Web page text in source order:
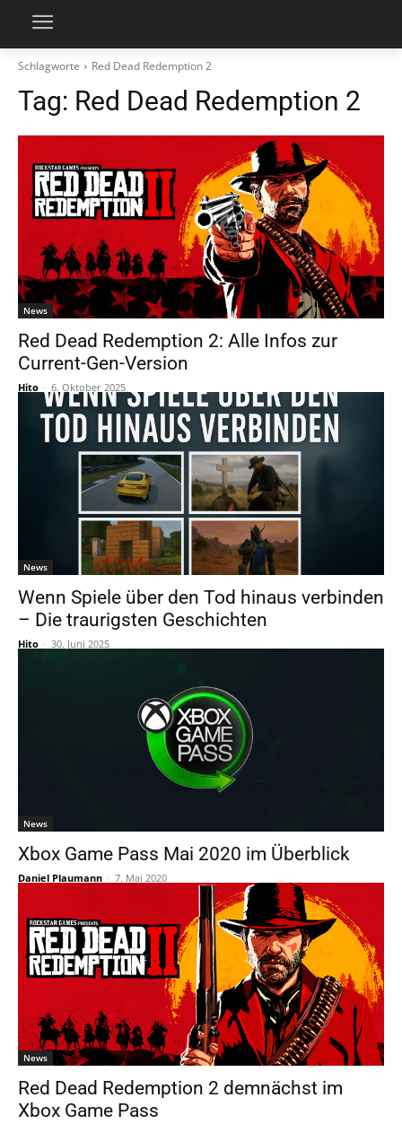
Schlagworte Red Dead Redemption 2
Tag: Red Dead Redemption 2
News
Red Dead Redemption 2: Alle Infos zur
Current-Gen-Version
Hito - 6. Oktober 2025
News
Wenn Spiele über den Tod hinaus verbinden
– Die traurigsten Geschichten
Hito - 30. Juni 2025
News
Xbox Game Pass Mai 2020 im Überblick
Daniel Plaumann - 7. Mai 2020
News
Red Dead Redemption 2 demnächst im
Xbox Game Pass